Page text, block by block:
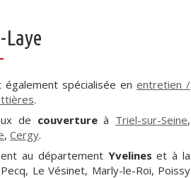
également spécialisée en entretien /
.
de couvertureà Triel-sur-Seine,
, Cergy.
au département Yvelines et à la
Le Vésinet, Marly-le-Roi, Poissy